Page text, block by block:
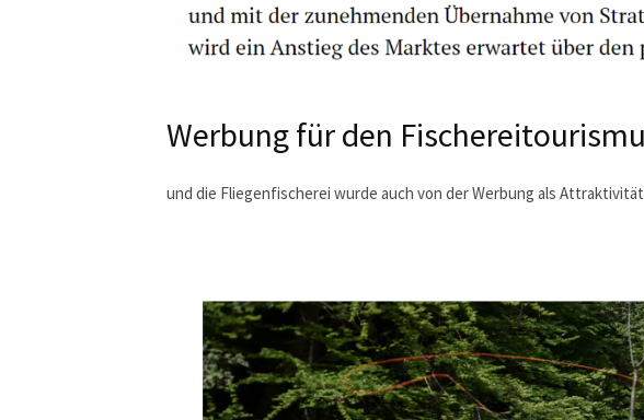
Werbung für den
und die Fliegenfischerei wurde auch von der Werbung als